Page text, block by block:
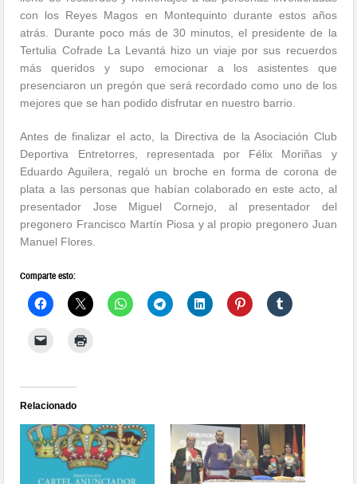
con los Reyes Magos en Montequinto durante estos años
atrás. Durante poco más de 30 minutos, el presidente de la
Tertulia Cofrade La Levantá hizo un viaje por sus recuerdos
más queridos y supo emocionar a los asistentes que
presenciaron un pregón que será recordado como uno de los
mejores que se han podido disfrutar en nuestro barrio.
Antes de finalizar el acto, la Directiva de la Asociación Club
Deportiva Entretorres, representada por Félix Moriñas y
Eduardo Aguilera, regaló un broche en forma de corona de
plata a las personas que habían colaborado en este acto, al
presentador Jose Miguel Cornejo, al presentador del
pregonero Francisco Martín Piosa y al propio pregonero Juan
Manuel Flores.
Comparte esto:
Relacionado